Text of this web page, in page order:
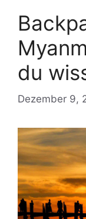
du
Dezember 9,